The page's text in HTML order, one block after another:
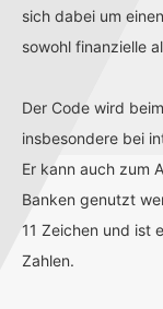
sich dabei um
sowohl finanzielle
Der Code wird
insbesondere bei
Er kann auch zum
Banken genutzt
11 Zeichen und ist
Zahlen.